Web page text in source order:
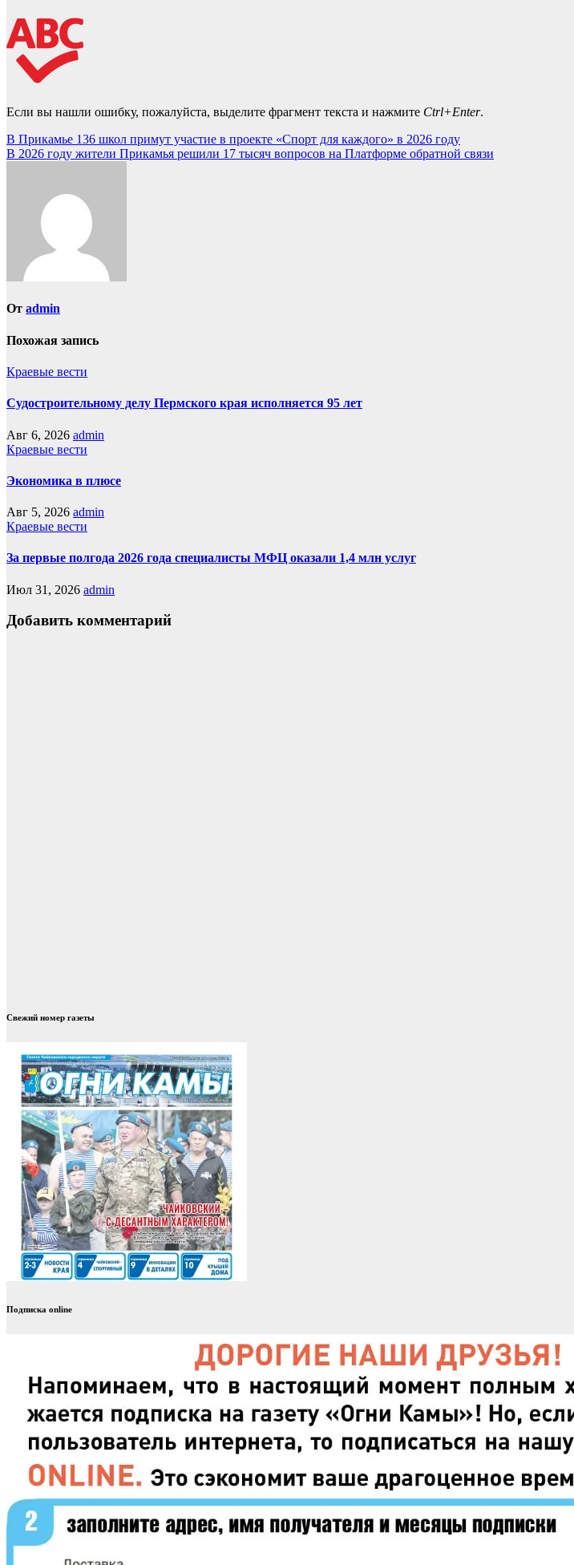
Если вы нашли ошибку, пожалуйста, выделите фрагмент текста и нажмите Ctrl+Enter.
Навигация
по
В Прикамье 136 школ примут участие в проекте «Спорт для каждого» в 2026 году
В 2026 году жители Прикамья решили 17 тысяч вопросов на Платформе обратной связи
От admin
Похожая запись
Краевые вести
Судостроительному делу Пермского края исполняется 95 лет
Авг 6, 2026 admin
Краевые вести
Экономика в плюсе
Авг 5, 2026 admin
Краевые вести
За первые полгода 2026 года специалисты МФЦ оказали 1,4 млн услуг
Июл 31, 2026 admin
Добавить комментарий
Свежий номер газеты
Подписка online